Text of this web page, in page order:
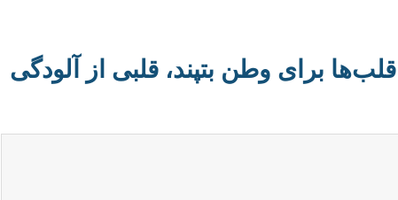
برای وطن بتپند، قلبی از آلودگی